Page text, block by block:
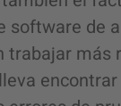
software de
más